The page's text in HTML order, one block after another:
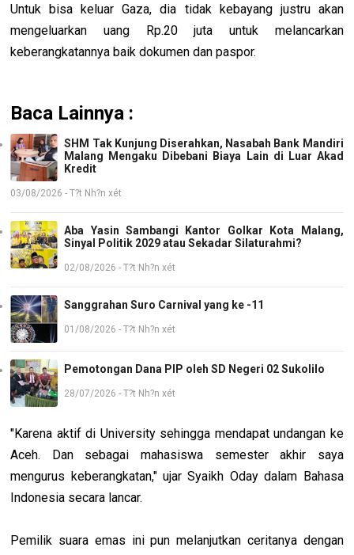
Untuk bisa keluar Gaza, dia tidak kebayang justru akan
mengeluarkan uang Rp.20 juta untuk melancarkan
keberangkatannya baik dokumen dan paspor.
Baca Lainnya :
SHM Tak Kunjung Diserahkan, Nasabah Bank Mandiri
Malang Mengaku Dibebani Biaya Lain di Luar Akad
Kredit
03/08/2026 - T?t Nh?n xét
Aba Yasin Sambangi Kantor Golkar Kota Malang,
Sinyal Politik 2029 atau Sekadar Silaturahmi?
02/08/2026 - T?t Nh?n xét
Sanggrahan Suro Carnival yang ke -11
01/08/2026 - T?t Nh?n xét
Pemotongan Dana PIP oleh SD Negeri 02 Sukolilo
28/07/2026 - T?t Nh?n xét
"Karena aktif di University sehingga mendapat undangan ke
Aceh. Dan sebagai mahasiswa semester akhir saya
mengurus keberangkatan," ujar Syaikh Oday dalam Bahasa
Indonesia secara lancar.
Pemilik suara emas ini pun melanjutkan ceritanya dengan